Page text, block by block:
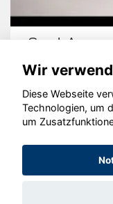
Seat Arona
©
Wir
Diese Webseite
Technologien, um
um